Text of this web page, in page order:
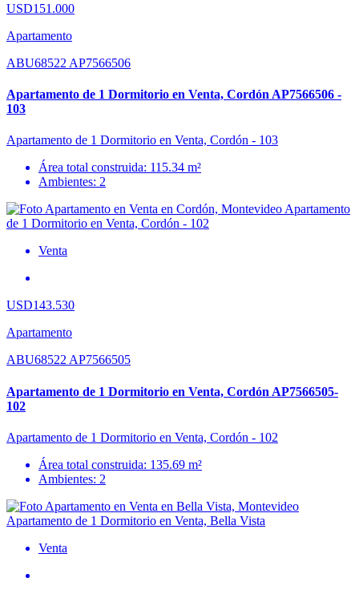
USD151.000
Apartamento
ABU68522 AP7566506
Apartamento de 1 Dormitorio en Venta, Cordón AP7566506 -
103
Apartamento de 1 Dormitorio en Venta, Cordón - 103
Área total construida: 115.34 m²
Ambientes: 2
Venta
USD143.530
Apartamento
ABU68522 AP7566505
Apartamento de 1 Dormitorio en Venta, Cordón AP7566505-
102
Apartamento de 1 Dormitorio en Venta, Cordón - 102
Área total construida: 135.69 m²
Ambientes: 2
Venta